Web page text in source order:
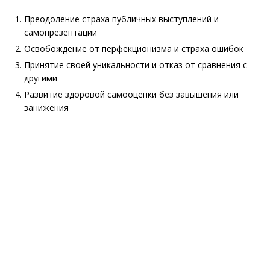
Преодоление страха публичных выступлений и
самопрезентации
Освобождение от перфекционизма и страха ошибок
Принятие своей уникальности и отказ от сравнения с
другими
Развитие здоровой самооценки без завышения или
занижения